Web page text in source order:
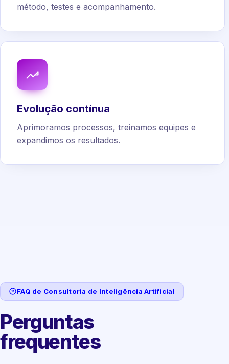
método, testes e acompanhamento.
Evolução contínua
Aprimoramos processos, treinamos equipes e
expandimos os resultados.
FAQ de Consultoria de Inteligência Artificial
Perguntas
frequentes